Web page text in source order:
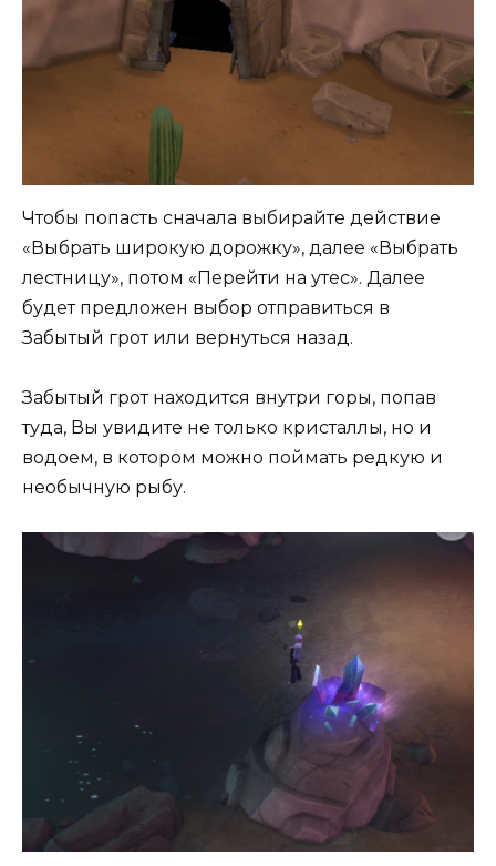
Чтобы попасть сначала выбирайте действие
«Выбрать широкую дорожку», далее «Выбрать
лестницу», потом «Перейти на утес». Далее
будет предложен выбор отправиться в
Забытый грот или вернуться назад.
Забытый грот находится внутри горы, попав
туда, Вы увидите не только кристаллы, но и
водоем, в котором можно поймать редкую и
необычную рыбу.